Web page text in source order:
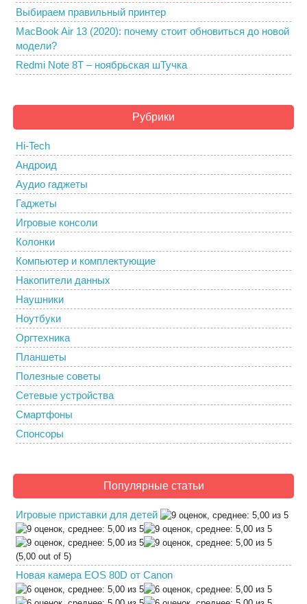
Выбираем правильный принтер
MacBook Air 13 (2020): почему стоит обновиться до новой
модели?
Redmi Note 8T – ноябрьская шТучка
Рубрики
Hi-Tech
Андроид
Аудио гаджеты
Гаджеты
Игровые консоли
Колонки
Компьютер и комплектующие
Накопители данных
Наушники
Ноутбуки
Оргтехника
Планшеты
Полезные советы
Сетевые устройства
Смартфоны
Спонсоры
Популярные статьи
Игровые приставки для детей
(5,00 out of 5)
Новая камера EOS 80D от Canon